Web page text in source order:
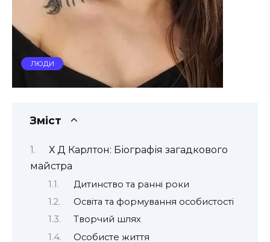
ЛЮДИ
Зміст
Х Д Карлтон: Біографія загадкового
майстра
Дитинство та ранні роки
Освіта та формування особистості
Творчий шлях
Особисте життя